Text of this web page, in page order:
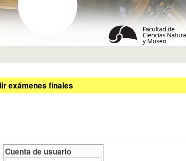
exámenes finales
Cuenta de usuario